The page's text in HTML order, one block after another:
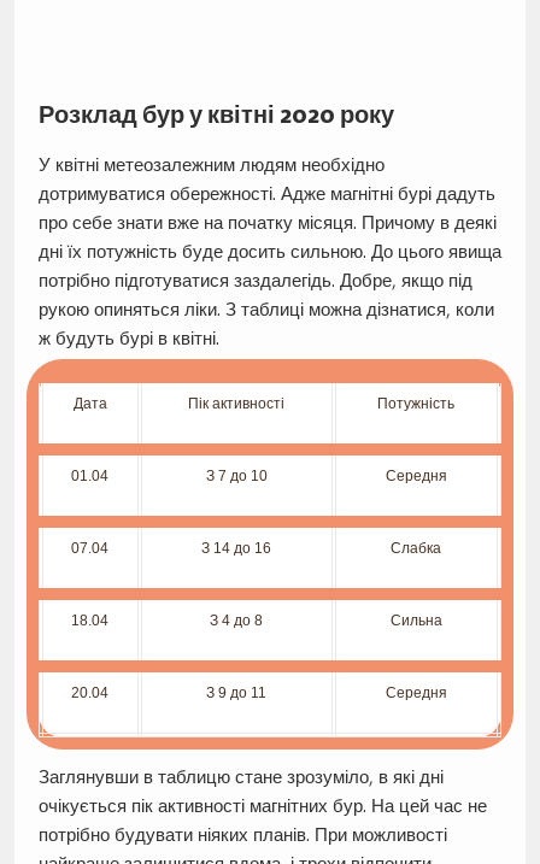
Розклад бур у квітні 2020 року
У квітні метеозалежним людям необхідно
дотримуватися обережності. Адже магнітні бурі дадуть
про себе знати вже на початку місяця. Причому в деякі
дні їх потужність буде досить сильною. До цього явища
потрібно підготуватися заздалегідь. Добре, якщо під
рукою опиняться ліки. З таблиці можна дізнатися, коли
ж будуть бурі в квітні.
Дата Пік активності Потужність
01.04 З 7 до 10 Середня
07.04 З 14 до 16 Слабка
18.04 З 4 до 8 Сильна
20.04 З 9 до 11 Середня
Заглянувши в таблицю стане зрозуміло, в які дні
очікується пік активності магнітних бур. На цей час не
потрібно будувати ніяких планів. При можливості